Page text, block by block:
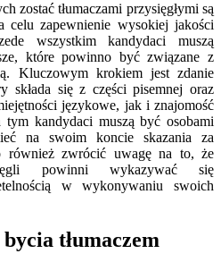
zostać tłumaczami przysięgłymi są
celu zapewnienie wysokiej jakości
wszystkim kandydaci muszą
które powinno być związane z
Kluczowym krokiem jest zdanie
składa się z części pisemnej oraz
językowe, jak i znajomość
kandydaci muszą być osobami
na swoim koncie skazania za
również zwrócić uwagę na to, że
powinni wykazywać się
w wykonywaniu swoich
tłumaczem